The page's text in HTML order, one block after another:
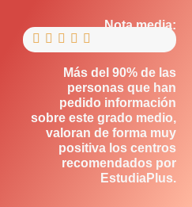
Nota media:
    
Más del 90% de las
personas que han
pedido información
sobre este grado medio,
valoran de forma muy
positiva los centros
recomendados por
EstudiaPlus.